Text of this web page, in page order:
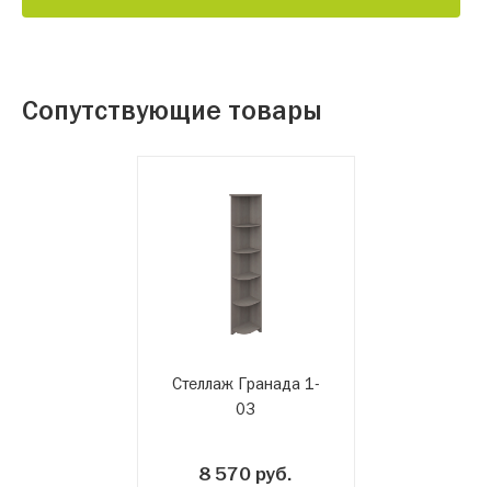
Сопутствующие товары
Стеллаж Гранада 1-
03
8 570 руб.